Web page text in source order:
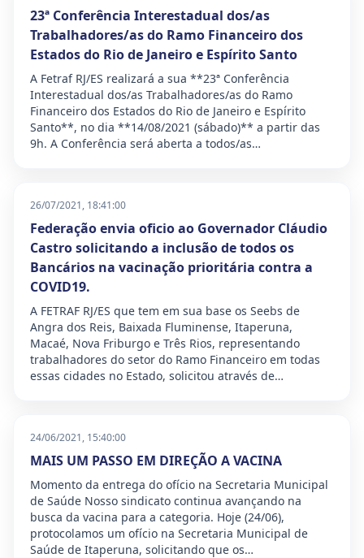
23ª Conferência Interestadual dos/as
Trabalhadores/as do Ramo Financeiro dos
Estados do Rio de Janeiro e Espírito Santo
A Fetraf RJ/ES realizará a sua **23ª Conferência
Interestadual dos/as Trabalhadores/as do Ramo
Financeiro dos Estados do Rio de Janeiro e Espírito
Santo**, no dia **14/08/2021 (sábado)** a partir das
9h. A Conferência será aberta a todos/as…
26/07/2021, 18:41:00
Federação envia oficio ao Governador Cláudio
Castro solicitando a inclusão de todos os
Bancários na vacinação prioritária contra a
COVID19.
A FETRAF RJ/ES que tem em sua base os Seebs de
Angra dos Reis, Baixada Fluminense, Itaperuna,
Macaé, Nova Friburgo e Três Rios, representando
trabalhadores do setor do Ramo Financeiro em todas
essas cidades no Estado, solicitou através de…
24/06/2021, 15:40:00
MAIS UM PASSO EM DIREÇÃO A VACINA
Momento da entrega do ofício na Secretaria Municipal
de Saúde Nosso sindicato continua avançando na
busca da vacina para a categoria. Hoje (24/06),
protocolamos um ofício na Secretaria Municipal de
Saúde de Itaperuna, solicitando que os…